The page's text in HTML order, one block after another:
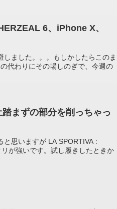
6、iPhone X、
ました。。。もしかしたらこのま
代わりにその場しのぎで、今週の
まずの部分を削っちゃっ
思いますが LA SPORTIVA :
が強いです。試し履きしたときか